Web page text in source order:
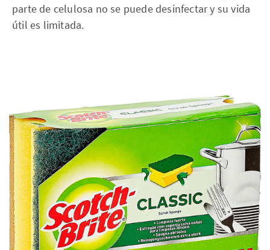
parte de celulosa no se puede desinfectar y su vida
útil es limitada.